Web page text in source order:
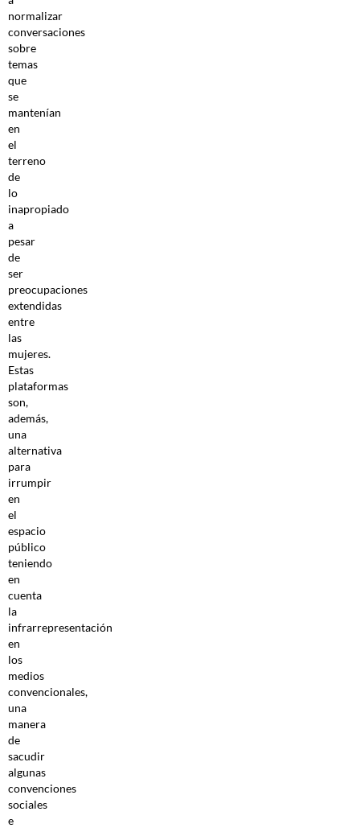
normalizar
conversaciones
sobre
temas
que
se
mantenían
en
el
terreno
de
lo
inapropiado
a
pesar
de
ser
preocupaciones
extendidas
entre
las
mujeres.
Estas
plataformas
son,
además,
una
alternativa
para
irrumpir
en
el
espacio
público
teniendo
en
cuenta
la
infrarrepresentación
en
los
medios
convencionales,
una
manera
de
sacudir
algunas
convenciones
sociales
e